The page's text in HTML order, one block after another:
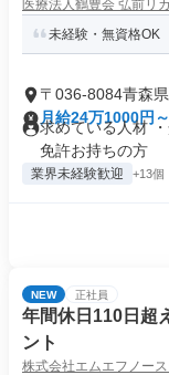
医療法人鶴豊会 弘前リ
未経験・無資格
〒036-8084青森
月給24万1000円
求めている人材
免許お持ちの方
業界未経験歓迎 +13個
NEW 正社員
年間休日110日超
ント
株式会社エムエフノー